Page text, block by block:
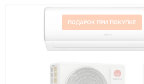
ПОДАРОК ПРИ ПОКУПКЕ